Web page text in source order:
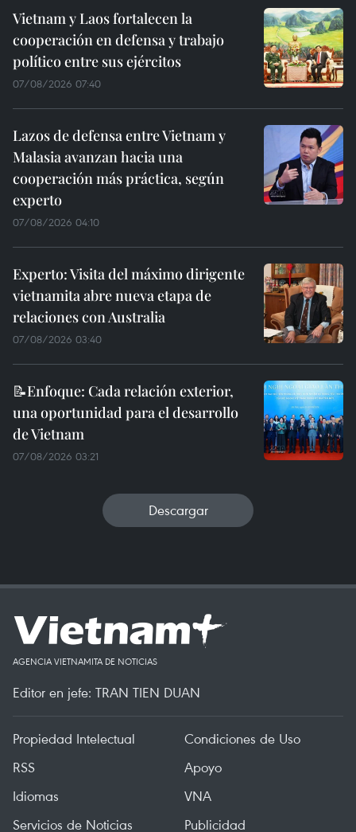
Vietnam y Laos fortalecen la
cooperación en defensa y trabajo
político entre sus ejércitos
07/08/2026 07:40
Lazos de defensa entre Vietnam y
Malasia avanzan hacia una
cooperación más práctica, según
experto
07/08/2026 04:10
Experto: Visita del máximo dirigente
vietnamita abre nueva etapa de
relaciones con Australia
07/08/2026 03:40
📝Enfoque: Cada relación exterior,
una oportunidad para el desarrollo
de Vietnam
07/08/2026 03:21
Descargar
AGENCIA VIETNAMITA DE NOTICIAS
Editor en jefe: TRAN TIEN DUAN
Propiedad Intelectual
Condiciones de Uso
RSS
Apoyo
Idiomas
VNA
Servicios de Noticias
Publicidad